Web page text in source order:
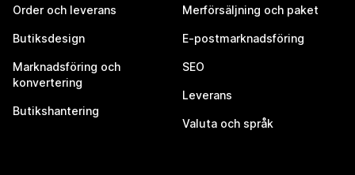
Order och leverans
Butiksdesign
Marknadsföring och
konvertering
Butikshantering
Merförsäljning och paket
E-postmarknadsföring
SEO
Leverans
Valuta och språk